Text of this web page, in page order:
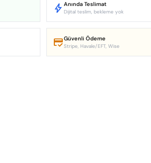
bolt Anında Teslimat
Dijital teslim, bekleme yok
credit_scoreGüvenli Ödeme
Stripe, Havale/EFT, Wise